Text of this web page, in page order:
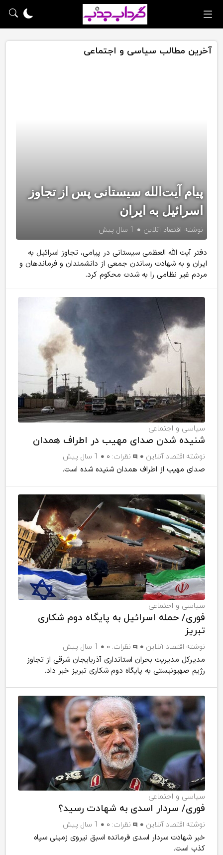
آخرین مطالب سیاسی و اجتماعی
پیام آیت‌الله سیستانی پس از تجاوز
اسرائیل به ایران
نوشته اقتصاد آنلاین 1 سال پیش
دفتر آیت الله العظمی سیستانی در پیامی، تجاوز اسرائیل به
ایران و به شهادت رساندن جمعی از دانشمندان و فرماندهان و
مردم غیر نظامی را به شدت محکوم کرد.
سیاسی و اجتماعی
شنیده شدن صدای مهیب در اطراف همدان
نوشته اقتصاد آنلاین نظرات: ۰ 1 سال پیش
صدای مهیب از اطراف همدان شنیده شده است.
سیاسی و اجتماعی
فوری/ حمله اسرائیل به پایگاه دوم شکاری
تبریز
نوشته اقتصاد آنلاین نظرات: ۰ 1 سال پیش
مدیرکل مدیریت بحران استانداری آذربایجان شرقی از تجاوز
رژیم صهیونیستی به پایگاه دوم شکاری تبریز خبر داد.
سیاسی و اجتماعی
فوری/ سردار اسدی به شهادت رسید؟
نوشته اقتصاد آنلاین نظرات: ۰ 1 سال پیش
خبر شهادت سردار اسدی فرمانده اسبق نیروی زمینی سپاه
کذب است.